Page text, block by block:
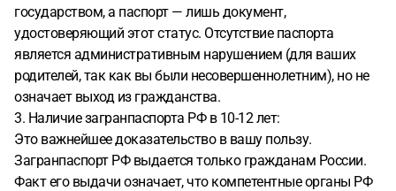
государством, а паспорт — лишь документ,
удостоверяющий этот статус. Отсутствие паспорта
является административным нарушением (для ваших
родителей, так как вы были несовершеннолетним), но не
означает выход из гражданства.
3. Наличие загранпаспорта РФ в 10-12 лет:
Это важнейшее доказательство в вашу пользу.
Загранпаспорт РФ выдается только гражданам России.
Факт его выдачи означает, что компетентные органы РФ